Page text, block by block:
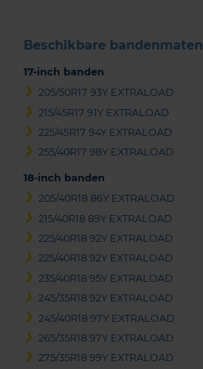
Beschikbare bandenmaten
17-inch banden
205/50R17 93Y EXTRALOAD
215/45R17 91Y EXTRALOAD
225/45R17 94Y EXTRALOAD
255/40R17 98Y EXTRALOAD
18-inch banden
205/40R18 86Y EXTRALOAD
215/40R18 89Y EXTRALOAD
225/40R18 92Y EXTRALOAD
225/40R18 92Y EXTRALOAD
235/40R18 95Y EXTRALOAD
245/35R18 92Y EXTRALOAD
245/40R18 97Y EXTRALOAD
265/35R18 97Y EXTRALOAD
275/35R18 99Y EXTRALOAD